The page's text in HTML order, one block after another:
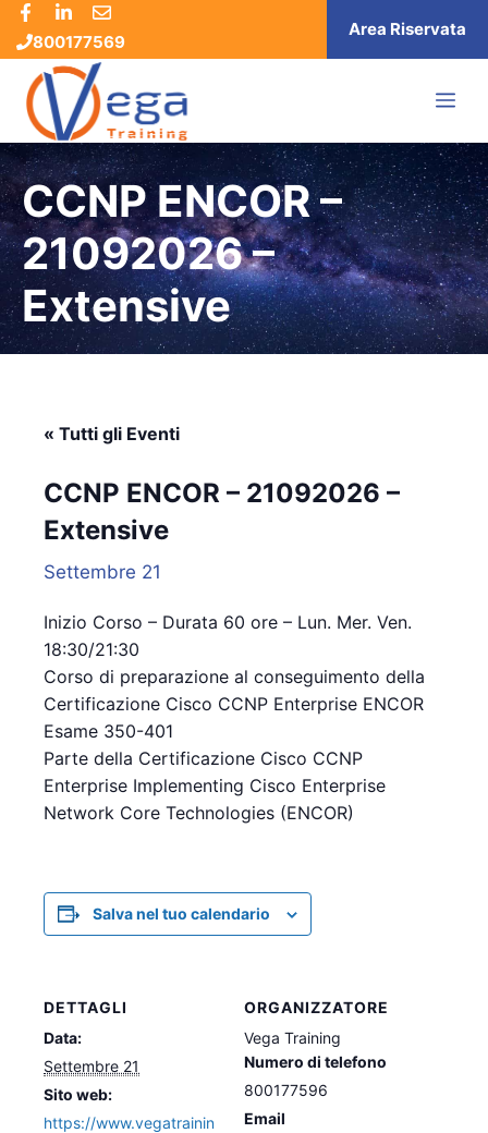
Vai
contenuto
800177569
Area Riservata
CCNP ENCOR –
21092026 –
Extensive
« Tutti gli Eventi
CCNP ENCOR – 21092026 –
Extensive
Settembre 21
Inizio Corso – Durata 60 ore – Lun. Mer. Ven.
18:30/21:30
Corso di preparazione al conseguimento della
Certificazione Cisco CCNP Enterprise ENCOR
Esame 350-401
Parte della Certificazione Cisco CCNP
Enterprise Implementing Cisco Enterprise
Network Core Technologies (ENCOR)
Salva nel tuo calendario
DETTAGLI
Data:
Settembre 21
Sito web:
https://www.vegatrainin
ORGANIZZATORE
Vega Training
Numero di telefono
800177596
Email